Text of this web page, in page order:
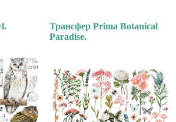
Трансфер Prima Botanical
Paradise.